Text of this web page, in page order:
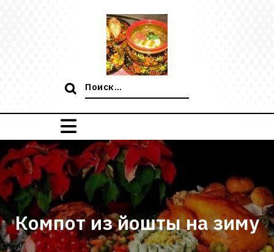
Поиск:
Компот из йошты на зиму